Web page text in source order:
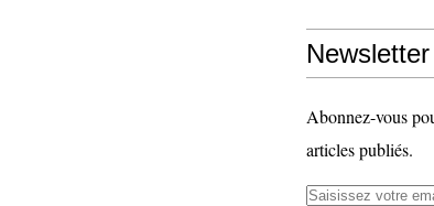
Newsletter
Abonnez-vous
articles publiés.